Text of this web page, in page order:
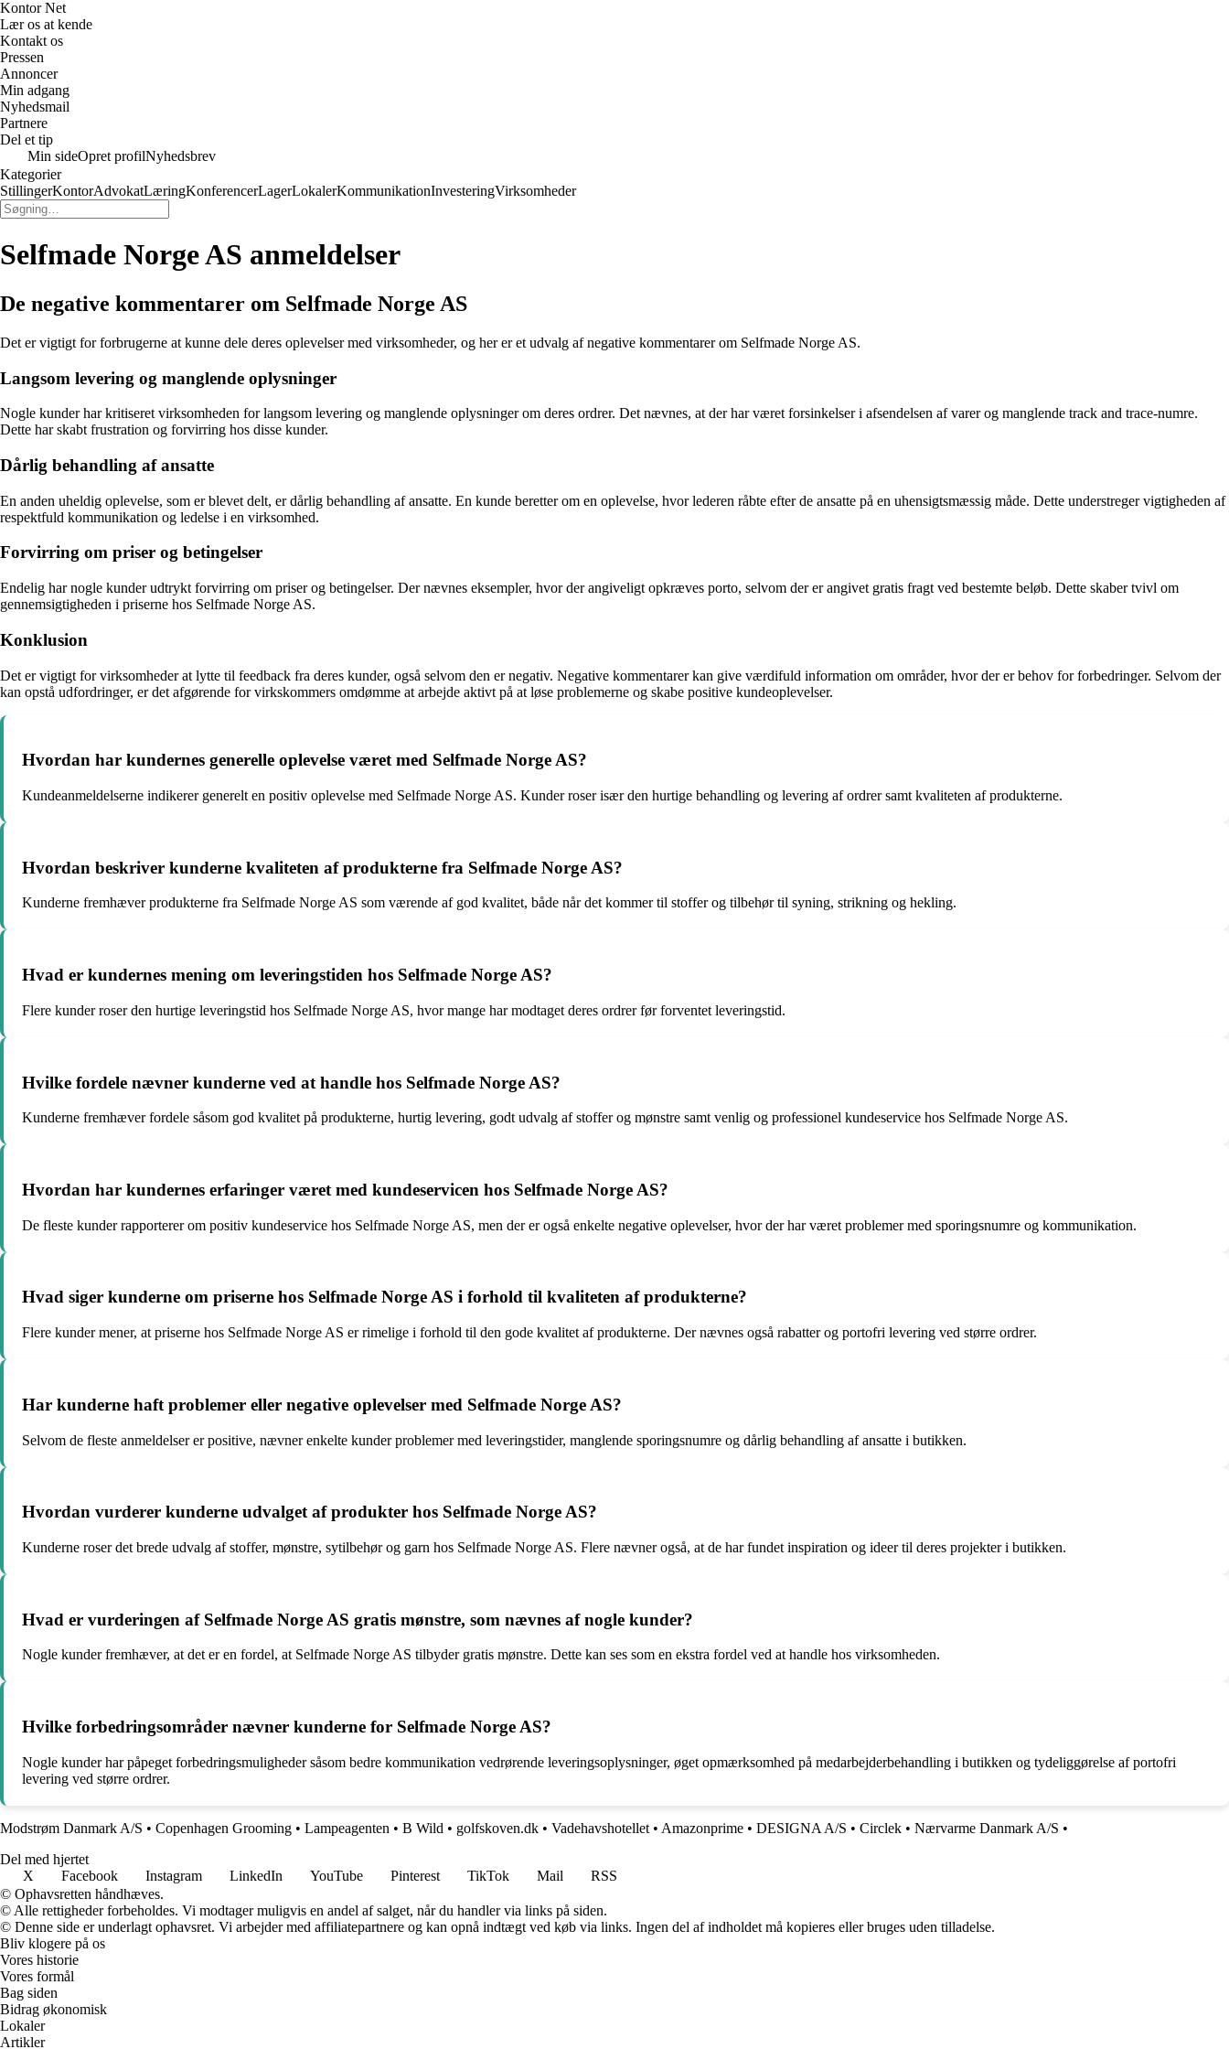
Kontor Net
Lær os at kende
Kontakt os
Pressen
Annoncer
Min adgang
Nyhedsmail
Partnere
Del et tip
Min sideOpret profilNyhedsbrev
Kategorier
StillingerKontorAdvokatLæringKonferencerLagerLokalerKommunikationInvesteringVirksomheder
Selfmade Norge AS anmeldelser
De negative kommentarer om Selfmade Norge AS
Det er vigtigt for forbrugerne at kunne dele deres oplevelser med virksomheder, og her er et udvalg af negative kommentarer om Selfmade Norge AS.
Langsom levering og manglende oplysninger
Nogle kunder har kritiseret virksomheden for langsom levering og manglende oplysninger om deres ordrer. Det nævnes, at der har været forsinkelser i afsendelsen af varer og manglende track and trace-numre.
Dette har skabt frustration og forvirring hos disse kunder.
Dårlig behandling af ansatte
En anden uheldig oplevelse, som er blevet delt, er dårlig behandling af ansatte. En kunde beretter om en oplevelse, hvor lederen råbte efter de ansatte på en uhensigtsmæssig måde. Dette understreger vigtigheden af
respektfuld kommunikation og ledelse i en virksomhed.
Forvirring om priser og betingelser
Endelig har nogle kunder udtrykt forvirring om priser og betingelser. Der nævnes eksempler, hvor der angiveligt opkræves porto, selvom der er angivet gratis fragt ved bestemte beløb. Dette skaber tvivl om
gennemsigtigheden i priserne hos Selfmade Norge AS.
Konklusion
Det er vigtigt for virksomheder at lytte til feedback fra deres kunder, også selvom den er negativ. Negative kommentarer kan give værdifuld information om områder, hvor der er behov for forbedringer. Selvom der
kan opstå udfordringer, er det afgørende for virkskommers omdømme at arbejde aktivt på at løse problemerne og skabe positive kundeoplevelser.
Hvordan har kundernes generelle oplevelse været med Selfmade Norge AS?
Kundeanmeldelserne indikerer generelt en positiv oplevelse med Selfmade Norge AS. Kunder roser især den hurtige behandling og levering af ordrer samt kvaliteten af produkterne.
Hvordan beskriver kunderne kvaliteten af produkterne fra Selfmade Norge AS?
Kunderne fremhæver produkterne fra Selfmade Norge AS som værende af god kvalitet, både når det kommer til stoffer og tilbehør til syning, strikning og hekling.
Hvad er kundernes mening om leveringstiden hos Selfmade Norge AS?
Flere kunder roser den hurtige leveringstid hos Selfmade Norge AS, hvor mange har modtaget deres ordrer før forventet leveringstid.
Hvilke fordele nævner kunderne ved at handle hos Selfmade Norge AS?
Kunderne fremhæver fordele såsom god kvalitet på produkterne, hurtig levering, godt udvalg af stoffer og mønstre samt venlig og professionel kundeservice hos Selfmade Norge AS.
Hvordan har kundernes erfaringer været med kundeservicen hos Selfmade Norge AS?
De fleste kunder rapporterer om positiv kundeservice hos Selfmade Norge AS, men der er også enkelte negative oplevelser, hvor der har været problemer med sporingsnumre og kommunikation.
Hvad siger kunderne om priserne hos Selfmade Norge AS i forhold til kvaliteten af produkterne?
Flere kunder mener, at priserne hos Selfmade Norge AS er rimelige i forhold til den gode kvalitet af produkterne. Der nævnes også rabatter og portofri levering ved større ordrer.
Har kunderne haft problemer eller negative oplevelser med Selfmade Norge AS?
Selvom de fleste anmeldelser er positive, nævner enkelte kunder problemer med leveringstider, manglende sporingsnumre og dårlig behandling af ansatte i butikken.
Hvordan vurderer kunderne udvalget af produkter hos Selfmade Norge AS?
Kunderne roser det brede udvalg af stoffer, mønstre, sytilbehør og garn hos Selfmade Norge AS. Flere nævner også, at de har fundet inspiration og ideer til deres projekter i butikken.
Hvad er vurderingen af Selfmade Norge AS gratis mønstre, som nævnes af nogle kunder?
Nogle kunder fremhæver, at det er en fordel, at Selfmade Norge AS tilbyder gratis mønstre. Dette kan ses som en ekstra fordel ved at handle hos virksomheden.
Hvilke forbedringsområder nævner kunderne for Selfmade Norge AS?
Nogle kunder har påpeget forbedringsmuligheder såsom bedre kommunikation vedrørende leveringsoplysninger, øget opmærksomhed på medarbejderbehandling i butikken og tydeliggørelse af portofri
levering ved større ordrer.
Modstrøm Danmark A/S • Copenhagen Grooming • Lampeagenten • B Wild • golfskoven.dk • Vadehavshotellet • Amazonprime • DESIGNA A/S • Circlek • Nærvarme Danmark A/S •
Del med hjertet
X
Facebook Instagram LinkedIn YouTube Pinterest TikTok Mail
RSS
© Ophavsretten håndhæves.
© Alle rettigheder forbeholdes. Vi modtager muligvis en andel af salget, når du handler via links på siden.
© Denne side er underlagt ophavsret. Vi arbejder med affiliatepartnere og kan opnå indtægt ved køb via links. Ingen del af indholdet må kopieres eller bruges uden tilladelse.
Bliv klogere på os
Vores historie
Vores formål
Bag siden
Bidrag økonomisk
Lokaler
Artikler